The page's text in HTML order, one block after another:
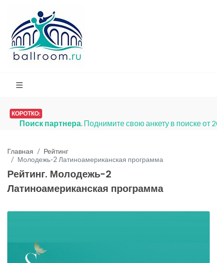
КОРОТКО:
Поиск партнера. Поднимите свою анкету в поиске от
Главная
Рейтинг
Молодежь-2 Латиноамериканская программа
Рейтинг. Молодежь-2
Латиноамериканская программа